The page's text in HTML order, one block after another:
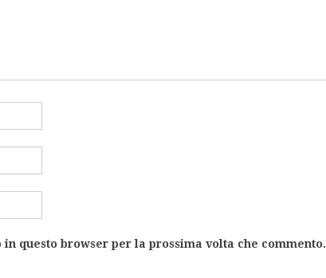
questo browser per la prossima volta che commento.